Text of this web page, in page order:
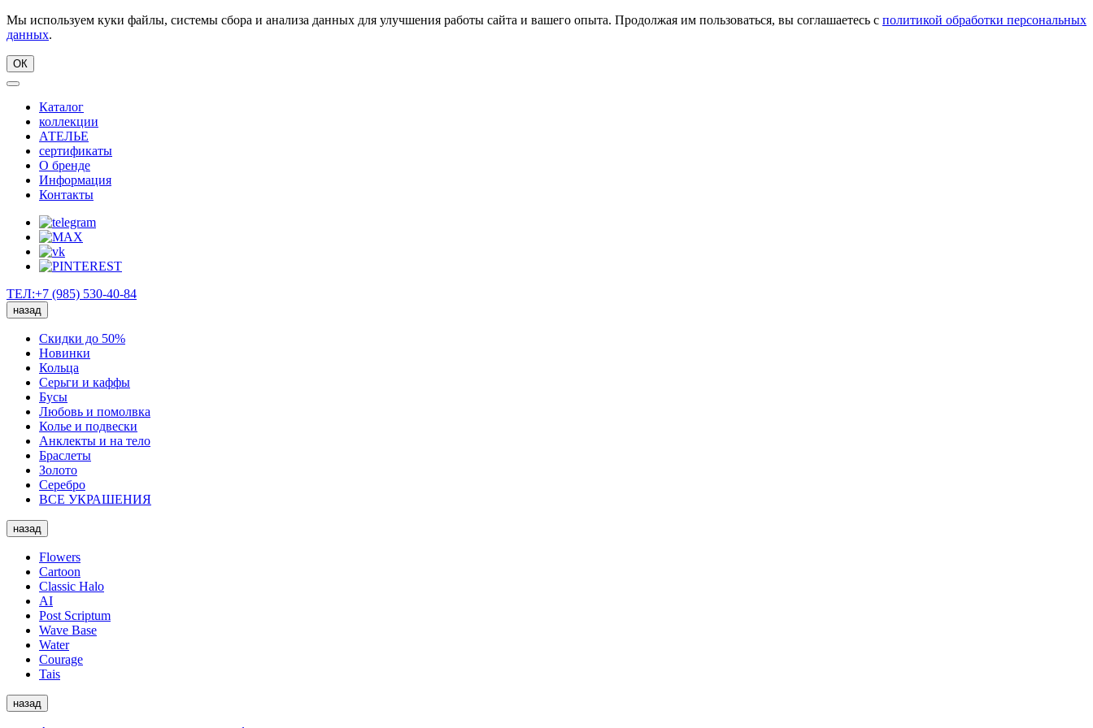
Мы используем куки файлы, системы сбора и анализа данных для улучшения работы сайта и вашего опыта. Продолжая им пользоваться, вы соглашаетесь с политикой обработки персональных
данных.
ОК
Каталог
коллекции
АТЕЛЬЕ
сертификаты
О бренде
Информация
Контакты
ТЕЛ:+7 (985) 530-40-84
назад
Скидки до 50%
Новинки
Кольца
Серьги и каффы
Бусы
Любовь и помолвка
Колье и подвески
Анклекты и на тело
Браслеты
Золото
Серебро
ВСЕ УКРАШЕНИЯ
назад
Flowers
Cartoon
Classic Halo
AI
Post Scriptum
Wave Base
Water
Courage
Tais
назад